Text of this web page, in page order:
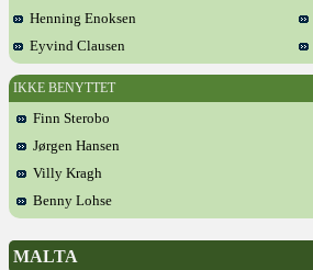
Henning Enoksen
Eyvind Clausen
IKKE BENYTTET
Finn Sterobo
Jørgen Hansen
Villy Kragh
Benny Lohse
MALTA